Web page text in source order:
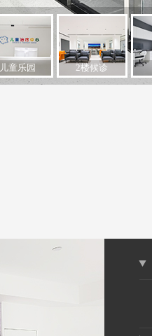
儿童乐园 2楼候诊